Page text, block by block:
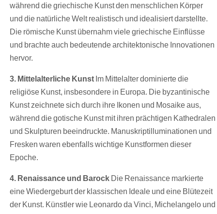
während die griechische Kunst den menschlichen Körper
und die natürliche Welt realistisch und idealisiert darstellte.
Die römische Kunst übernahm viele griechische Einflüsse
und brachte auch bedeutende architektonische Innovationen
hervor.
3. Mittelalterliche KunstIm Mittelalter dominierte die
religiöse Kunst, insbesondere in Europa. Die byzantinische
Kunst zeichnete sich durch ihre Ikonen und Mosaike aus,
während die gotische Kunst mit ihren prächtigen Kathedralen
und Skulpturen beeindruckte. Manuskriptilluminationen und
Fresken waren ebenfalls wichtige Kunstformen dieser
Epoche.
4. Renaissance und BarockDie Renaissance markierte
eine Wiedergeburt der klassischen Ideale und eine Blütezeit
der Kunst. Künstler wie Leonardo da Vinci, Michelangelo und